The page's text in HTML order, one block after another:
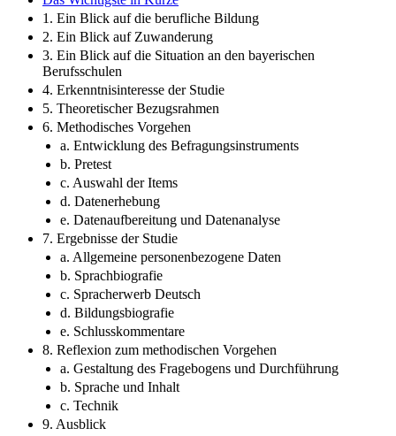
1. Ein Blick auf die berufliche Bildung
2. Ein Blick auf Zuwanderung
3. Ein Blick auf die Situation an den bayerischen
Berufsschulen
4. Erkenntnisinteresse der Studie
5. Theoretischer Bezugsrahmen
6. Methodisches Vorgehen
a. Entwicklung des Befragungsinstruments
b. Pretest
c. Auswahl der Items
d. Datenerhebung
e. Datenaufbereitung und Datenanalyse
7. Ergebnisse der Studie
a. Allgemeine personenbezogene Daten
b. Sprachbiografie
c. Spracherwerb Deutsch
d. Bildungsbiografie
e. Schlusskommentare
8. Reflexion zum methodischen Vorgehen
a. Gestaltung des Fragebogens und Durchführung
b. Sprache und Inhalt
c. Technik
9. Ausblick